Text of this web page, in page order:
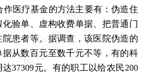
医疗基金的方法主要有：伪造住
验单、虚构收费单据、把普通门
患者等。据调查，该医院伪造的
从数百元至数千元不等，有的科
37309元。有的职工以给农民200